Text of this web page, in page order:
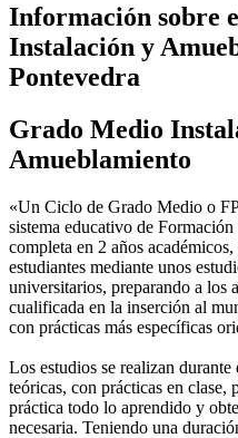
Información sobre
Instalación y
Pontevedra
Grado Medio
Amueblamiento
«Un Ciclo de Grado Medio o
sistema educativo de
completa en 2 años
estudiantes mediante unos
universitarios, preparando a los
cualificada en la inserción al
con prácticas más específicas
Los estudios se realizan
teóricas, con prácticas en clase,
práctica todo lo aprendido y
necesaria. Teniendo una